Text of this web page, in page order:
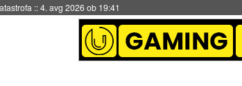
::4. avg 2026 ob 19:41